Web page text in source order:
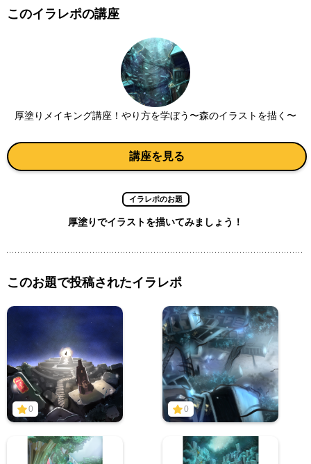
このイラレポの講座
厚塗りメイキング講座！やり方を学ぼう〜森のイラストを描く〜
講座を見る
イラレポのお題
厚塗りでイラストを描いてみましょう！
このお題で投稿されたイラレポ
0 0